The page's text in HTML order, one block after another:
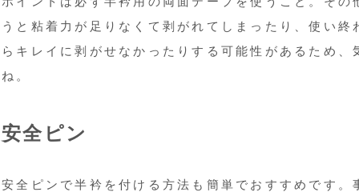
うと粘着力が足りなくて剥がれてしまったり、使い終
らキレイに剥がせなかったりする可能性があるため、
ね。
安全ピン
安全ピンで半衿を付ける方法も簡単でおすすめです。